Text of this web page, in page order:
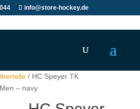
info@store-hockey.de
/ HC Speyer TK
– navy